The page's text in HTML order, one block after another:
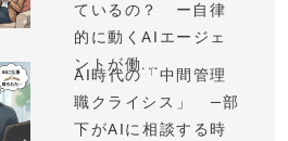
ているの？ ー自律
的に動くAIエージェ
ントが働...
AI時代の「中間管理
職クライシス」 —部
下がAIに相談する時